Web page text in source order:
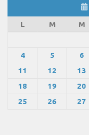
L
M M
4
5 6
11
12 13
18
19 20
25
26 27